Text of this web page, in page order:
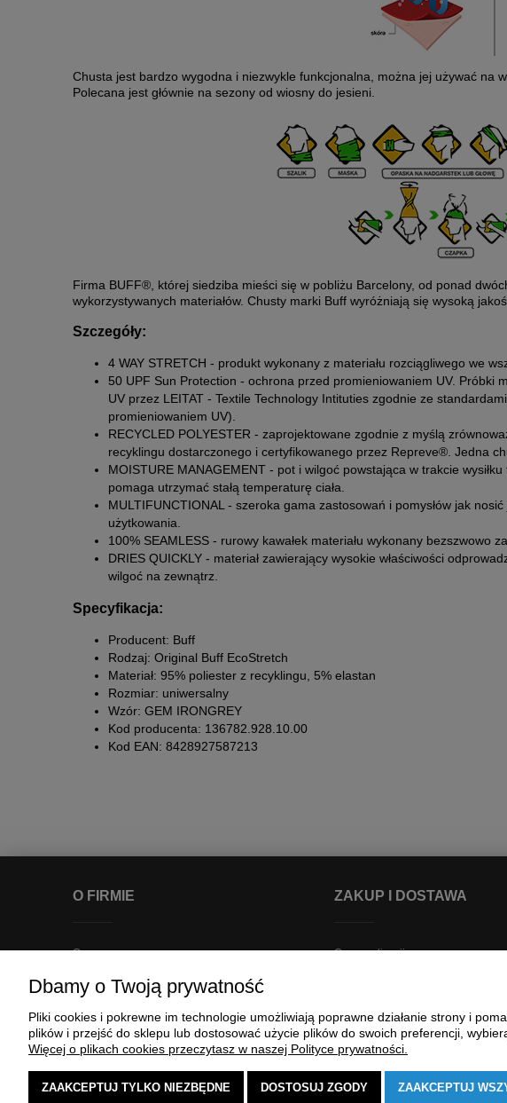
Chusta jest bardzo wygodna i niezwykle funkcjonalna, można jej używać na
Polecana jest głównie na sezony od wiosny do jesieni.
Firma BUFF®, której siedziba mieści się w pobliżu Barcelony, od ponad
wykorzystywanych materiałów. Chusty marki Buff wyróżniają się wysoką
Szczegóły:
4 WAY STRETCH - produkt wykonany z materiału rozciągliwego we
50 UPF Sun Protection - ochrona przed promieniowaniem UV. Próbki
UV przez LEITAT - Textile Technology Intituties zgodnie ze
promieniowaniem UV).
RECYCLED POLYESTER - zaprojektowane zgodnie z myślą
recyklingu dostarczonego i certyfikowanego przez Repreve®. Jedna
MOISTURE MANAGEMENT - pot i wilgoć powstająca w trakcie
pomaga utrzymać stałą temperaturę ciała.
MULTIFUNCTIONAL - szeroka gama zastosowań i pomysłów jak
użytkowania.
100% SEAMLESS - rurowy kawałek materiału wykonany bezszwowo
DRIES QUICKLY - materiał zawierający wysokie właściwości
wilgoć na zewnątrz.
Specyfikacja:
Producent: Buff
Rodzaj: Original Buff EcoStretch
Materiał: 95% poliester z recyklingu, 5% elastan
Rozmiar: uniwersalny
Wzór: GEM IRONGREY
Kod producenta: 136782.928.10.00
Kod EAN: 8428927587213
O FIRMIE
O nas
Regulaminy
Polityka prywatności
Punkt odbioru
ZAKUP I DOSTAWA
Czas realizacji
Płatności
Program lojalnościowy
Ustawienia plików cookies
Dokonaj zwrotu
Dbamy o Twoją prywatność
Pliki cookies i pokrewne im technologie umożliwiają poprawne działanie strony i
plików i przejść do sklepu lub dostosować użycie plików do swoich preferencji,
Więcej o plikach cookies przeczytasz w naszej Polityce prywatności.
ZAAKCEPTUJ TYLKO NIEZBĘDNE DOSTOSUJ ZGODY ZAAKCEPTUJ